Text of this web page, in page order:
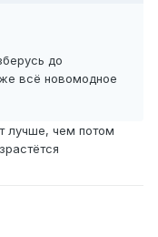
до
всё новомодное
лучше, чем потом